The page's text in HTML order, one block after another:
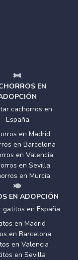
EN
cachorros en
España
en Madrid
en Barcelona
en Valencia
en Sevilla
en Murcia
EN ADOPCIÓN
gatitos en España
en Madrid
en Barcelona
en Valencia
en Sevilla